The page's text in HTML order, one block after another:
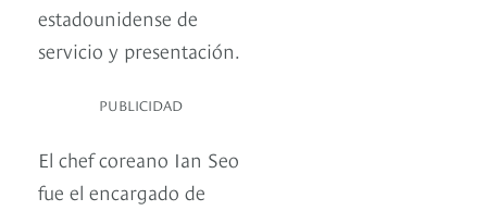
estadounidense de
servicio y presentación.
PUBLICIDAD
El chef coreano Ian Seo
fue el encargado de